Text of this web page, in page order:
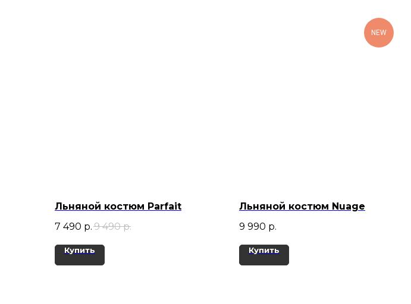
Льняной костюм Parfait
7 490 р. 9 490 р.
Купить
NEW
Льняной костюм Nuage
9 990 р.
Купить